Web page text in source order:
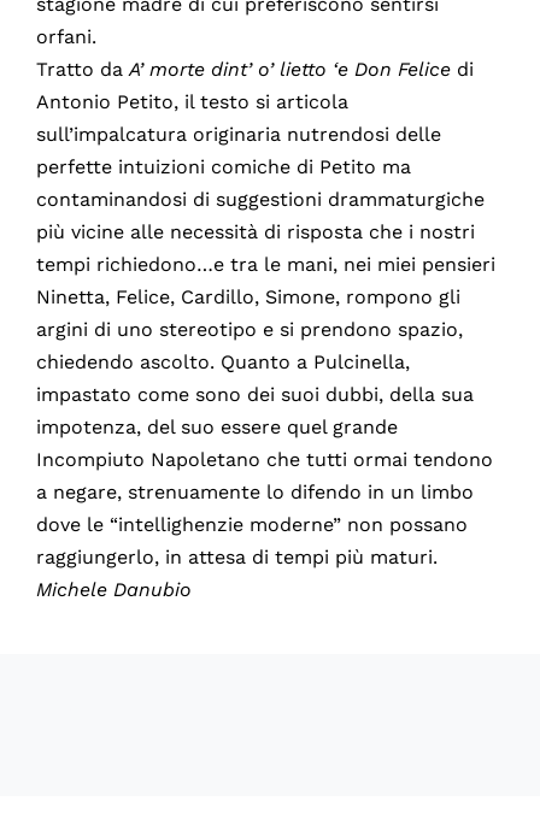
orfani.
Tratto da A’ morte dint’ o’ lietto ‘e Don Felicedi
Antonio Petito, il testo si articola
sull’impalcatura originaria nutrendosi delle
perfette intuizioni comiche di Petito ma
contaminandosi di suggestioni drammaturgiche
più vicine alle necessità di risposta che i nostri
tempi richiedono…e tra le mani, nei miei pensieri
Ninetta, Felice, Cardillo, Simone, rompono gli
argini di uno stereotipo e si prendono spazio,
chiedendo ascolto. Quanto a Pulcinella,
impastato come sono dei suoi dubbi, della sua
impotenza, del suo essere quel grande
Incompiuto Napoletano che tutti ormai tendono
a negare, strenuamente lo difendo in un limbo
dove le “intellighenzie moderne” non possano
raggiungerlo, in attesa di tempi più maturi.
Michele Danubio